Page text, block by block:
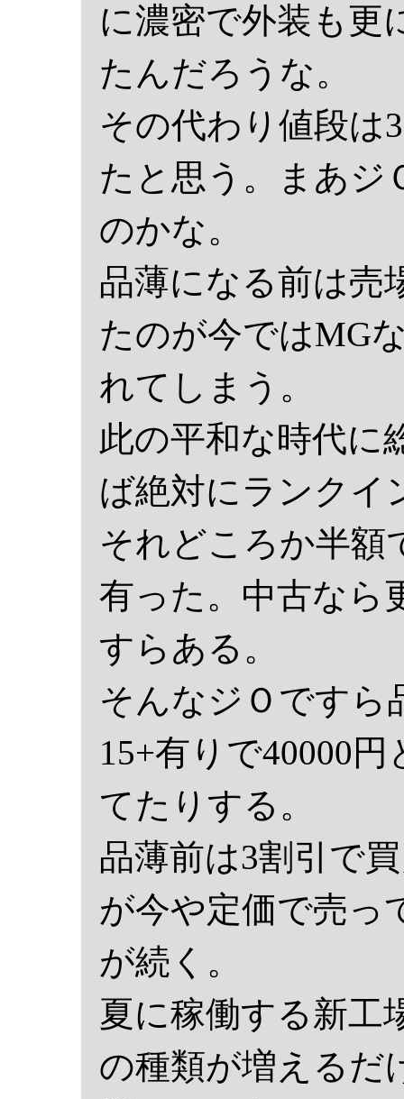
に濃密で外装も更
たんだろうな。
その代わり値段は
たと思う。まあジ
のかな。
品薄になる前は売
たのが今ではMG
れてしまう。
此の平和な時代に
ば絶対にランクイ
それどころか半額
有った。中古なら
すらある。
そんなジＯですら
15+有りで40000
てたりする。
品薄前は3割引で
が今や定価で売っ
が続く。
夏に稼働する新工
の種類が増えるだ